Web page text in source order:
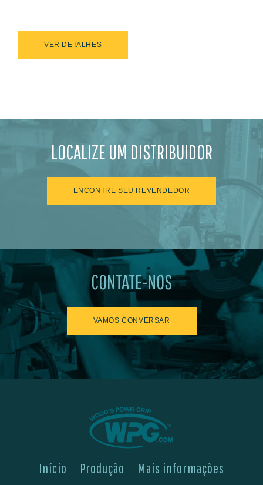
VER DETALHES
LOCALIZE UM DISTRIBUIDOR
ENCONTRE SEU REVENDEDOR
CONTATE-NOS
VAMOS CONVERSAR
Início Produção Mais informações